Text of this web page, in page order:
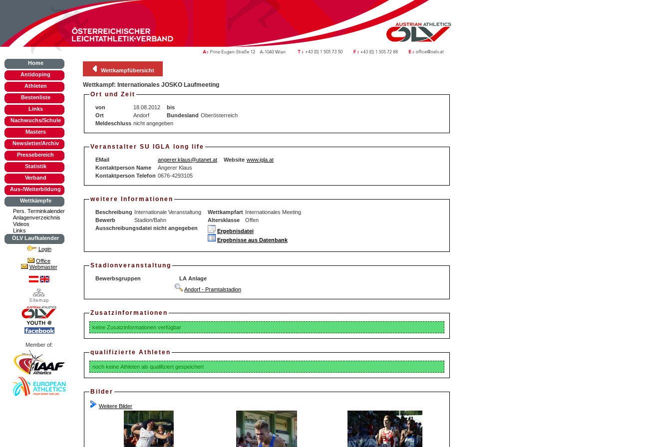
Home
Antidoping
Athleten
Bestenliste
Links
Nachwuchs/Schule
Masters
Newsletter/Archiv
Pressebereich
Statistik
Verband
Aus-/Weiterbildung
Wettkämpfe
Pers. Terminkalender
Anlagenverzeichnis
Videos
Links
ÖLV Laufkalender
Login
Office
Webmaster
Member of:
Wettkampfübersicht
Wettkampf: Internationales JOSKO Laufmeeting
Ort und Zeit
von 18.08.2012
bis
Ort
Andorf Bundesland Oberösterreich
Meldeschluss nicht angegeben
Veranstalter SU IGLA long life
EMail angerer.klaus@utanet.at Website www.igla.at
Kontaktperson Name
Angerer Klaus
Kontaktperson Telefon 0676-4293105
weitere Informationen
Beschreibung Internationale Veranstaltung Wettkampfart Internationales Meeting
Bewerb
Stadion/Bahn Altersklasse
Offen
Ausschreibungsdatei nicht angegeben
Ergebnisdatei
Ergebnisse aus Datenbank
Stadionveranstaltung
Bewerbsgruppen
LA Anlage
Andorf - Pramtalstadion
Zusatzinformationen
keine Zusatzinformationen verfügbar
qualifizierte Athleten
noch keine Athleten als qualifiziert gespeichert
Bilder
Weitere Bilder